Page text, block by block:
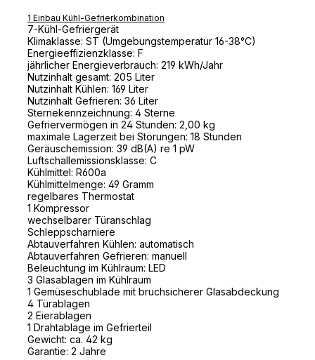
1 Einbau Kühl-Gefrierkombination
7-Kühl-Gefriergerät
Klimaklasse: ST (Umgebungstemperatur 16-38°C)
Energieeffizienzklasse: F
jährlicher Energieverbrauch: 219 kWh/Jahr
Nutzinhalt gesamt: 205 Liter
Nutzinhalt Kühlen: 169 Liter
Nutzinhalt Gefrieren: 36 Liter
Sternekennzeichnung: 4 Sterne
Gefriervermögen in 24 Stunden: 2,00 kg
maximale Lagerzeit bei Störungen: 18 Stunden
Geräuschemission: 39 dB(A) re 1 pW
Luftschallemissionsklasse: C
Kühlmittel: R600a
Kühlmittelmenge: 49 Gramm
regelbares Thermostat
1 Kompressor
wechselbarer Türanschlag
Schleppscharniere
Abtauverfahren Kühlen: automatisch
Abtauverfahren Gefrieren: manuell
Beleuchtung im Kühlraum: LED
3 Glasablagen im Kühlraum
1 Gemüseschublade mit bruchsicherer Glasabdeckung
4 Türablagen
2 Eierablagen
1 Drahtablage im Gefrierteil
Gewicht: ca. 42 kg
Garantie: 2 Jahre